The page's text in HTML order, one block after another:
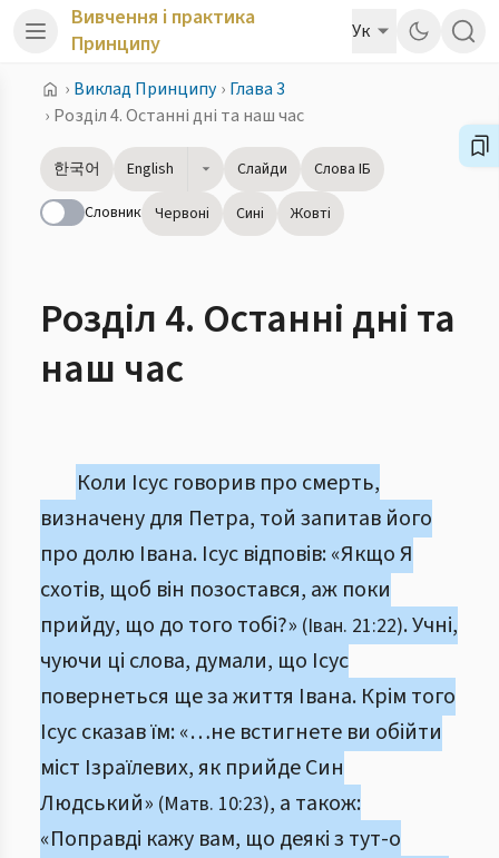
Вивчення і практика
Принципу
Ук
› Виклад Принципу › Глава 3
› Розділ 4. Останні дні та наш час
한국어 English Слайди
Слова ІБ
Словник Червоні Сині Жовті
Розділ 4. Останні дні та
наш час
Коли Ісус говорив про смерть,
визначену для Петра, той запитав його
про долю Івана. Ісус відповів: «Якщо Я
схотів, щоб він позостався, аж поки
прийду, що до того тобі?» (Іван. 21:22). Учні,
чуючи ці слова, думали, що Ісус
повернеться ще за життя Івана. Крім того
Ісус сказав їм: «…не встигнете ви обійти
міст Ізраїлевих, як прийде Син
Людський» (Матв. 10:23), а також:
«Поправді кажу вам, що деякі з тут-о